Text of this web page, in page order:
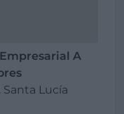
A
Lucía